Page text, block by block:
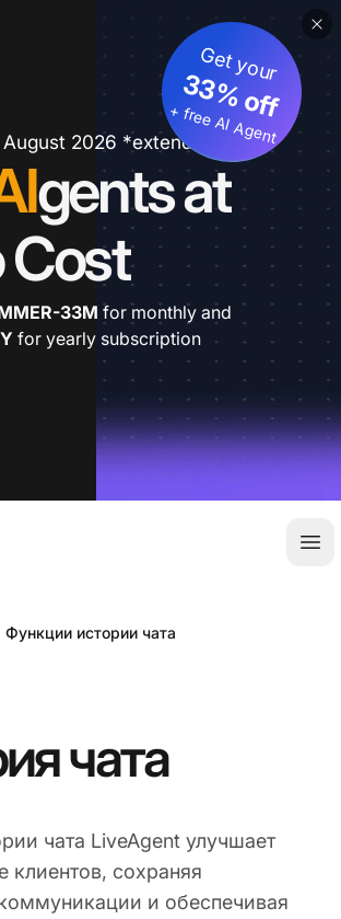
2026 *extended
gents at
Cost
Get your
33% off
+ free AI Agent
33M for monthly and
for yearly subscription
Функции истории чата
чата
чата LiveAgent улучшает
клиентов, сохраняя
и обеспечивая